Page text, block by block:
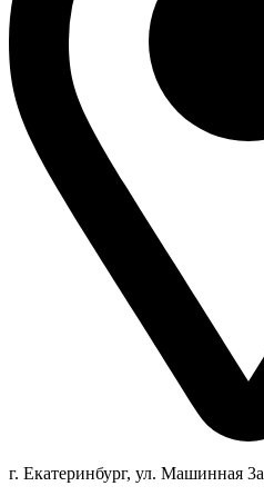
г. Екатеринбург, ул. Машинная 3а